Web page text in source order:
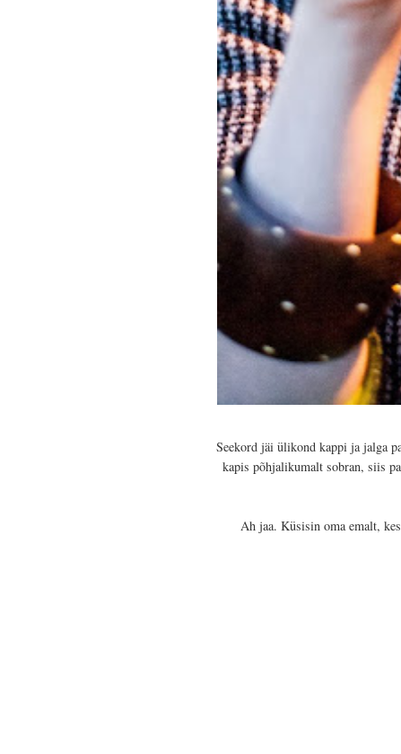
Seekord jäi ülikond kappi ja jalga
kapis põhjalikumalt sobran, siis
Ah jaa. Küsisin oma emalt,